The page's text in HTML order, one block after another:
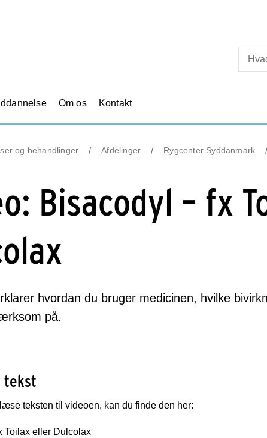
Om os Kontakt
og behandlinger Afdelinger Rygcenter Syddanmark
Bisacodyl – fx
hvordan du bruger medicinen, hvilke
på.
tekst
teksten til videoen, kan du finde den her:
Toilax eller Dulcolax